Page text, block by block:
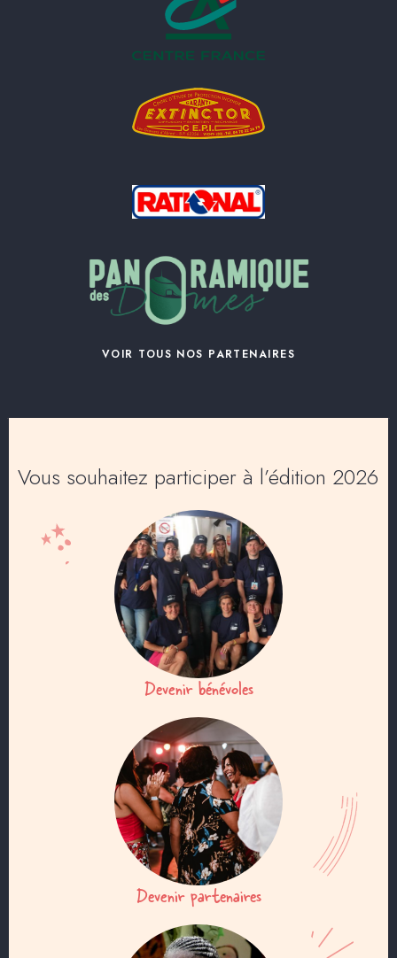
VOIR TOUS NOS PARTENAIRES
Vous souhaitez participer à l’édition 2026
Devenir bénévoles
Devenir partenaires